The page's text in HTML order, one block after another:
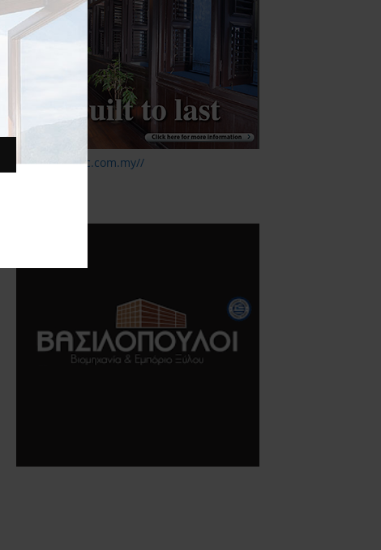
http://www.mtc.com.my//